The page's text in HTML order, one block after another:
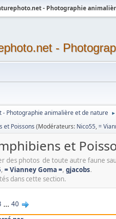
- Photographie
-
- Photographie animalière et de nature ►
et Poissons (Modérateurs: Nico55,=
et
des photos de toute autre faune
,= Vianney Goma =,gjacobs.
dans cette section.
... 40